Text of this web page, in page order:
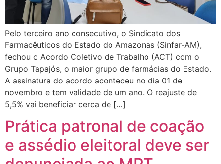
Pelo terceiro ano consecutivo, o Sindicato dos
Farmacêuticos do Estado do Amazonas (Sinfar-AM),
fechou o Acordo Coletivo de Trabalho (ACT) com o
Grupo Tapajós, o maior grupo de farmácias do Estado.
A assinatura do acordo aconteceu no dia 01 de
novembro e tem validade de um ano. O reajuste de
5,5% vai beneficiar cerca de […]
Prática patronal de coação
e assédio eleitoral deve ser